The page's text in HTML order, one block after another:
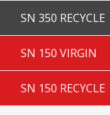
SN 350 RECYCLE
SN 150 VIRGIN
SN 150 RECYCLE